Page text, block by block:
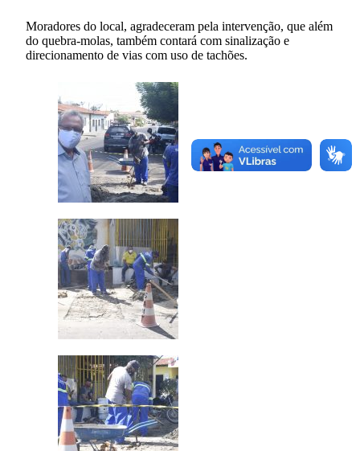
Moradores do local, agradeceram pela intervenção, que além
do quebra-molas, também contará com sinalização e
direcionamento de vias com uso de tachões.